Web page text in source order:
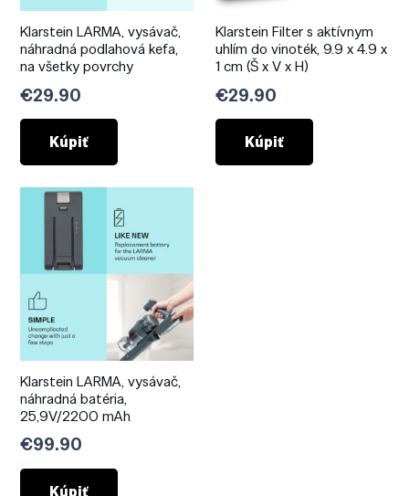
Klarstein LARMA, vysávač,
náhradná podlahová kefa,
na všetky povrchy
€29.90
Kúpiť
Klarstein Filter s aktívnym
uhlím do vinoték, 9.9 x 4.9 x
1 cm (Š x V x H)
€29.90
Kúpiť
Klarstein LARMA, vysávač,
náhradná batéria,
25,9V/2200 mAh
€99.90
Kúpiť